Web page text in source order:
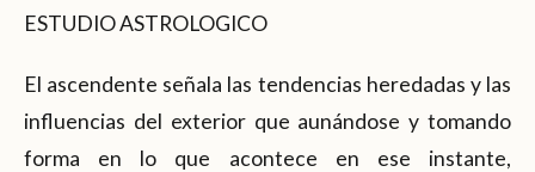
ESTUDIO ASTROLOGICO
El ascendente señala las tendencias heredadas y las
influencias del exterior que aunándose y tomando
forma en lo que acontece en ese instante,